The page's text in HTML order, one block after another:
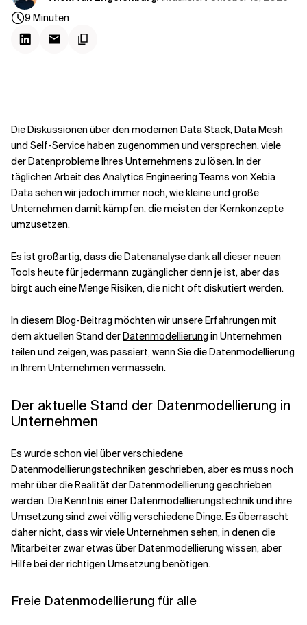
Verwandte Themen
9 Minuten
Die Diskussionen über den modernen Data Stack, Data Mesh
und Self-Service haben zugenommen und versprechen, viele
der Datenprobleme Ihres Unternehmens zu lösen. In der
täglichen Arbeit des Analytics Engineering Teams von Xebia
Data sehen wir jedoch immer noch, wie kleine und große
Unternehmen damit kämpfen, die meisten der Kernkonzepte
umzusetzen.
Es ist großartig, dass die Datenanalyse dank all dieser neuen
Tools heute für jedermann zugänglicher denn je ist, aber das
birgt auch eine Menge Risiken, die nicht oft diskutiert werden.
In diesem Blog-Beitrag möchten wir unsere Erfahrungen mit
dem aktuellen Stand derDatenmodellierung in Unternehmen
teilen und zeigen, was passiert, wenn Sie die Datenmodellierung
in Ihrem Unternehmen vermasseln.
Der aktuelle Stand der Datenmodellierung in
Unternehmen
Es wurde schon viel über verschiedene
Datenmodellierungstechniken geschrieben, aber es muss noch
mehr über die Realität der Datenmodellierung geschrieben
werden. Die Kenntnis einer Datenmodellierungstechnik und ihre
Umsetzung sind zwei völlig verschiedene Dinge. Es überrascht
daher nicht, dass wir viele Unternehmen sehen, in denen die
Mitarbeiter zwar etwas über Datenmodellierung wissen, aber
Hilfe bei der richtigen Umsetzung benötigen.
Freie Datenmodellierung für alle